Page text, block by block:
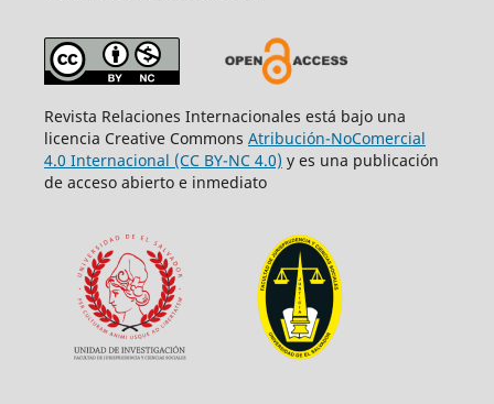
Revista Relaciones Internacionales está bajo una
licencia Creative Commons Atribución-NoComercial
4.0 Internacional (CC BY-NC 4.0) y es una publicación
de acceso abierto e inmediato